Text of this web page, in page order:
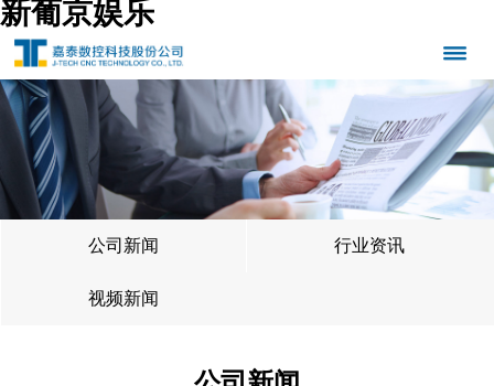
新葡京娱乐
公司新闻 行业资讯
视频新闻